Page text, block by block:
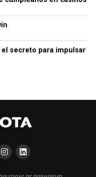
secreto para impulsar